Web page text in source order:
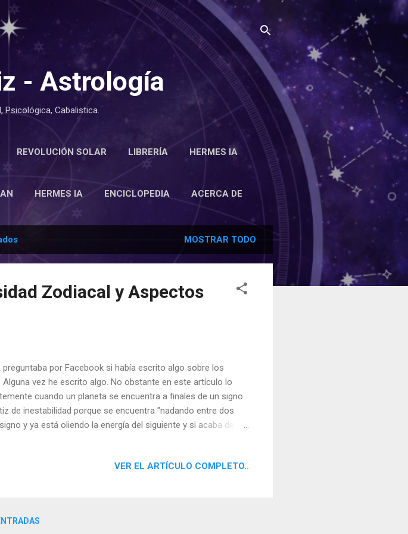
principal
- Astrología
Psicológica, Cabalistica.
REVOLUCIÓN SOLAR LIBRERÍA HERMES IA
MERIDIAN MÁS…
HERMES IA ENCICLOPEDIA ACERCA DE
MOSTRAR TODO
Zodiacal y Aspectos
por Facebook si había escrito algo sobre los
vez he escrito algo. No obstante en este artículo lo
cuando un planeta se encuentra a finales de un signo
de inestabilidad porque se encuentra "nadando entre dos
y ya está oliendo la energía del siguiente y si acaba de
cierta inestabilidad y cierta dualidad. Siempre se tiene que
VER EL ARTÍCULO COMPLETO..